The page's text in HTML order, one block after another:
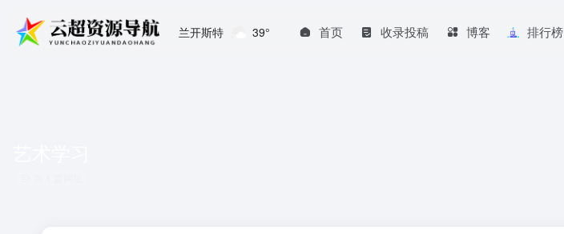
兰开斯特 39° 首页 收录投稿 博客 排行榜